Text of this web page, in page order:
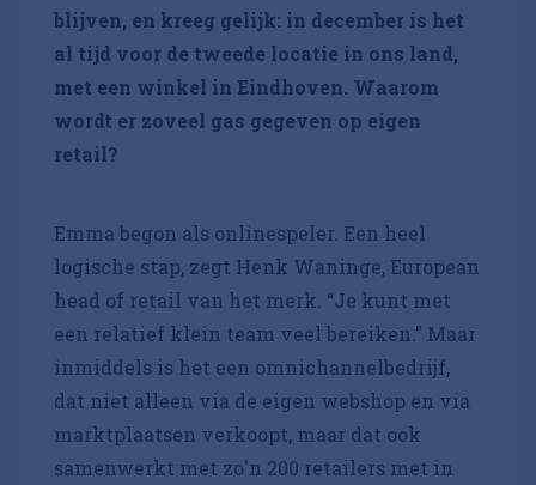
blijven, en kreeg gelijk: in december is het
al tijd voor de tweede locatie in ons land,
met een winkel in Eindhoven. Waarom
wordt er zoveel gas gegeven op eigen
retail?
Emma begon als onlinespeler. Een heel
logische stap, zegt Henk Waninge, European
head of retail van het merk. “Je kunt met
een relatief klein team veel bereiken.” Maar
inmiddels is het een omnichannelbedrijf,
dat niet alleen via de eigen webshop en via
marktplaatsen verkoopt, maar dat ook
samenwerkt met zo'n 200 retailers met in